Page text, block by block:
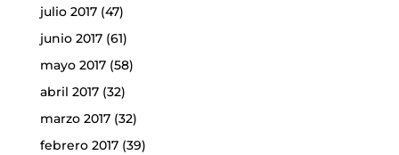
julio 2017(47)
junio 2017(61)
mayo 2017(58)
abril 2017(32)
marzo 2017(32)
febrero 2017(39)